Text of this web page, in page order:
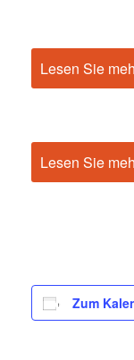
Lesen Sie
Lesen Sie
Zum